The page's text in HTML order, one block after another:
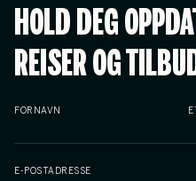
HOLD DEG
REISER OG
FORNAVN
E-POSTADRESSE